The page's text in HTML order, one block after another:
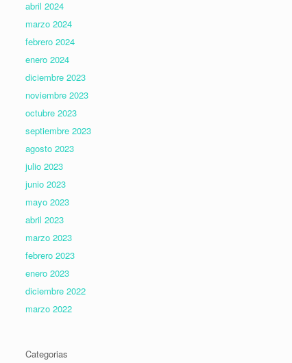
abril 2024
marzo 2024
febrero 2024
enero 2024
diciembre 2023
noviembre 2023
octubre 2023
septiembre 2023
agosto 2023
julio 2023
junio 2023
mayo 2023
abril 2023
marzo 2023
febrero 2023
enero 2023
diciembre 2022
marzo 2022
Categorias